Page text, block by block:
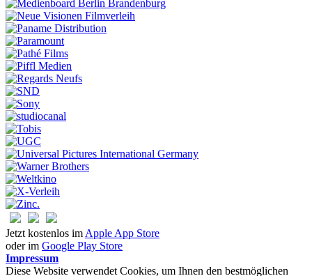
Jetzt kostenlos im Apple App Store
oder im Google Play Store
Impressum
Diese Website verwendet Cookies, um Ihnen den bestmöglichen